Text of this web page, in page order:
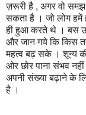
ज़रूरी है , अगर वो
सकता है । जो लोग हमें
ही हुआ करते थे । बस
और जान गये कि किस
महत्व बढ़ सके । शून्य
ओर छोर पाना संभव
अपनी संख्या बढ़ाने के
है ।